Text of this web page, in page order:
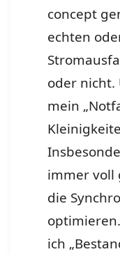
concept
echten
oder nicht.
mein
immer voll
die
ich